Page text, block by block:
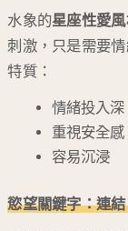
水象的星座性愛
刺激，只是需要情
特質：
情緒投入深
重視安全感
容易沉浸
慾望關鍵字：連